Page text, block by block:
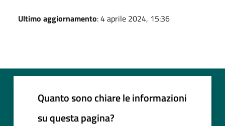
Ultimo aggiornamento: 4 aprile 2024, 15:36
Quanto sono chiare le informazioni
su questa pagina?